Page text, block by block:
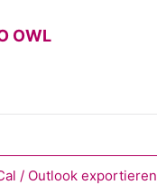
OWL
/ Outlook exportieren